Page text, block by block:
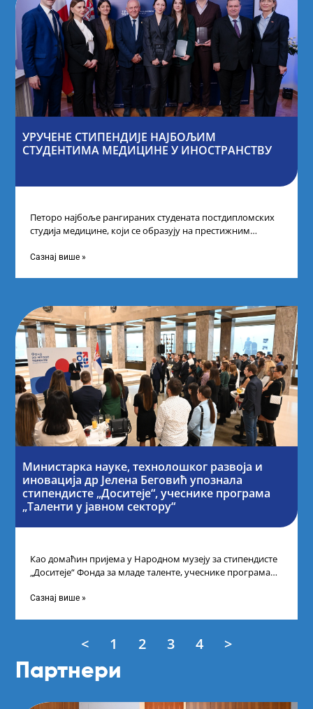
УРУЧЕНЕ СТИПЕНДИЈЕ НАЈБОЉИМ
СТУДЕНТИМА МЕДИЦИНЕ У ИНОСТРАНСТВУ
Петоро најбоље рангираних студената постдипломских
студија медицине, који се образују на престижним
стипендије од
Сазнај више »
Министарка науке, технолошког развоја и
иновација др Јелена Беговић упознала
стипендисте „Доситеје“, учеснике програма
„Таленти у јавном сектору“
Као домаћин пријема у Народном музеју за стипендисте
„Доситеје“ Фонда за младе таленте, учеснике програма
Сазнај више »
< 1 2 3 4 >
Партнери